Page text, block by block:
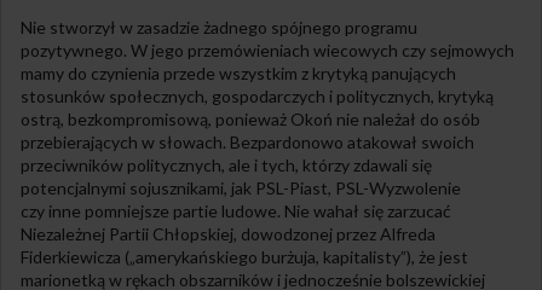
Nie stworzył w zasadzie żadnego spójnego programu
pozytywnego. W jego przemówieniach wiecowych czy sejmowych
mamy do czynienia przede wszystkim z krytyką panujących
stosunków społecznych, gospodarczych i politycznych, krytyką
ostrą, bezkompromisową, ponieważ Okoń nie należał do osób
przebierających w słowach. Bezpardonowo atakował swoich
przeciwników politycznych, ale i tych, którzy zdawali się
potencjalnymi sojusznikami, jak PSL-Piast, PSL-Wyzwolenie
czy inne pomniejsze partie ludowe. Nie wahał się zarzucać
Niezależnej Partii Chłopskiej, dowodzonej przez Alfreda
Fiderkiewicza („amerykańskiego burżuja, kapitalisty”), że jest
marionetką w rękach obszarników i jednocześnie bolszewickiej